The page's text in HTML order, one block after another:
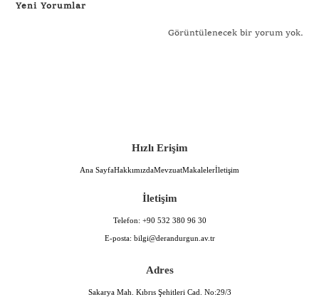
Yeni Yorumlar
Görüntülenecek bir yorum yok.
Hızlı Erişim
Ana SayfaHakkımızdaMevzuatMakalelerİletişim
İletişim
Telefon: +90 532 380 96 30
E-posta: bilgi@derandurgun.av.tr
Adres
Sakarya Mah. Kıbrıs Şehitleri Cad. No:29/3